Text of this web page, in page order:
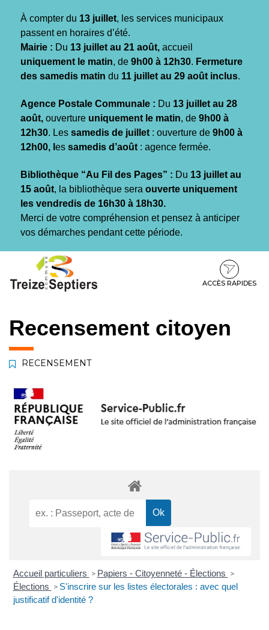
À compter du 13 juillet, les services municipaux
passent en horaires d’été.
Mairie : Du 13 juillet au 21 août, accueil
uniquement le matin, de 9h00 à 12h30. Fermeture
des samedis matin du 11 juillet au 29 août inclus.
Agence Postale Communale : Du 13 juillet au 28
août, ouverture uniquement le matin, de 9h00 à
12h30. Les samedis de juillet : ouverture de 9h00 à
12h00, l es samedis d’août : agence fermée.
Bibliothèque “Au Fil des Pages” : Du 13 juillet au
15 août, la bibliothèque sera ouverte uniquement
les vendredis de 16h30 à 18h30.
Merci de votre compréhension et pensez à anticiper
vos démarches pendant cette période.
contenu
pied
ACCÈS RAPIDES
Recensement citoyen
RECENSEMENT
Accueil particuliers > Papiers - Citoyenneté - Élections >
Élections > S'inscrire sur les listes électorales : avec quel
justificatif d'identité ?